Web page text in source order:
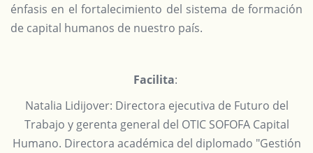
énfasis en el fortalecimiento del sistema de formación
de capital humanos de nuestro país.
Facilita:
Natalia Lidijover: Directora ejecutiva de Futuro del
Trabajo y gerenta general del OTIC SOFOFA Capital
Humano. Directora académica del diplomado "Gestión